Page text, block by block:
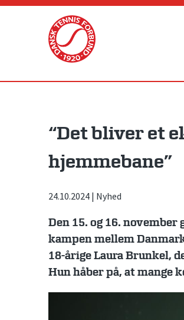
Skip
“Det bliver et
hjemmebane”
24.10.2024 | Nyhed
Den 15. og 16.
kampen mellem
18-årige Laura Brunkel,
Hun håber på, at mange